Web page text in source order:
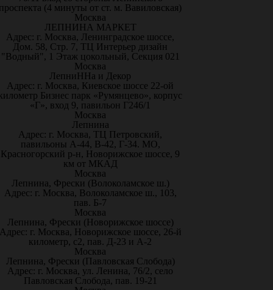
(4 минуты от ст. м. Вавиловская)
Москва
ЛЕПНИНА МАРКЕТ
Адрес: г. Москва, Ленинградское шоссе,
Дом. 58, Стр. 7, ТЦ Интерьер дизайн
"Водный", 1 Этаж цокольный, Секция 021
Москва
ЛепниННа и Декор
Адрес: г. Москва, Киевское шоссе 22-ой
Бизнес парк «Румянцево», корпус
«Г», вход 9, павильон Г246/1
Москва
Лепнина
Адрес: г. Москва, ТЦ Петровский,
павильоны А-44, В-42, Г-34. МО,
Красногорский р-н, Новорижское шоссе, 9
км от МКАД
Москва
Лепнина, Фрески (Волоколамское ш.)
Адрес: г. Москва, Волоколамское ш., 103,
пав. Б-7
Москва
Лепнина, Фрески (Новорижское шоссе)
г. Москва, Новорижское шоссе, 26-й
километр, с2, пав. Д-23 и А-2
Москва
Лепнина, Фрески (Павловская Слобода)
Адрес: г. Москва, ул. Ленина, 76/2, село
Павловская Слобода, пав. 19-21